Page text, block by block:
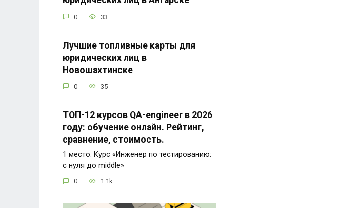
0 33
Лучшие топливные карты для
юридических лиц в
Новошахтинске
0 35
ТОП-12 курсов QA-engineer в 2026
году: обучение онлайн. Рейтинг,
сравнение, стоимость.
1 место. Курс «Инженер по тестированию:
с нуля до middle»
0 1.1k.